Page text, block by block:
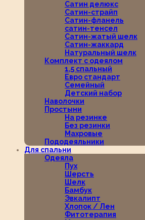
Сатин делюкс
Сатин-страйп
Сатин-фланель
сатин-тенсел
Сатин-жатый шелк
Сатин-жаккард
Натуральный шелк
Комплект с одеялом
1,5 спальный
Евро стандарт
Семейный
Детский набор
Наволочки
Простыни
На резинке
Без резинки
Махровые
Пододеяльники
Для спальни
Одеяла
Пух
Шерсть
Шелк
Бамбук
Эвкалипт
Хлопок / Лен
Фитотерапия